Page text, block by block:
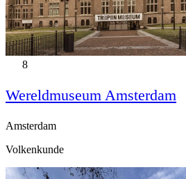
8
Wereldmuseum Amsterdam
Amsterdam
Volkenkunde